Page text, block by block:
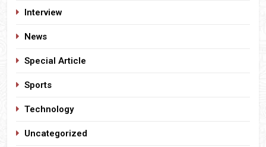
Interview
News
Special Article
Sports
Technology
Uncategorized